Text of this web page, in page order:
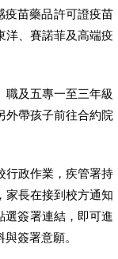
疫苗藥品許可證疫苗
洋、賽諾菲及高端疫
職及五專一至三年級
外帶孩子前往合約院
行政作業，疾管署持
家長在接到校方通知
選簽署連結，即可進
簽署意願。